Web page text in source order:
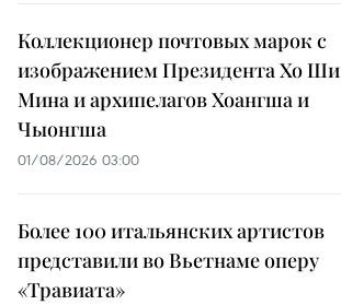
Коллекционер почтовых марок с
изображением Президента Хо Ши
Мина и архипелагов Хоангша и
Чыонгша
01/08/2026 03:00
Более 100 итальянских артистов
представили во Вьетнаме оперу
«Травиата»